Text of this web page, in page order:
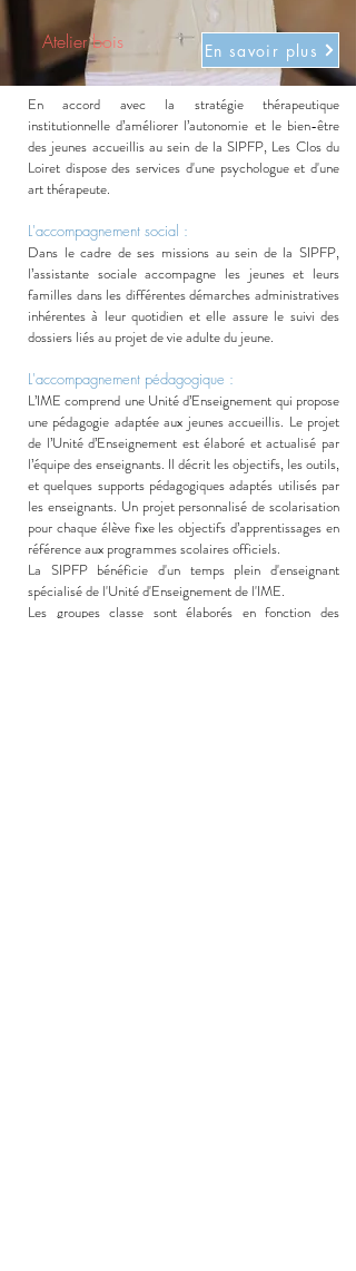
L'accompagnement thérapeutique :
En accord avec la stratégie thérapeutique
institutionnelle d’améliorer l’autonomie et le bien-être
des jeunes accueillis au sein de la SIPFP, Les Clos du
Loiret dispose des services d'une psychologue et d'une
art thérapeute.
L'accompagnement social :
Dans le cadre de ses missions au sein de la SIPFP,
l’assistante sociale accompagne les jeunes et leurs
familles dans les différentes démarches administratives
inhérentes à leur quotidien et elle assure le suivi des
dossiers liés au projet de vie adulte du jeune.
L'accompagnement pédagogique :
L’IME comprend une Unité d’Enseignement qui propose
une pédagogie adaptée aux jeunes accueillis. Le projet
de l’Unité d’Enseignement est élaboré et actualisé par
l’équipe des enseignants. Il décrit les objectifs, les outils,
et quelques supports pédagogiques adaptés utilisés par
les enseignants. Un projet personnalisé de scolarisation
pour chaque élève fixe les objectifs d’apprentissages en
référence aux programmes scolaires officiels.
La SIPFP bénéficie d'un temps plein d'enseignant
spécialisé de l'Unité d'Enseignement de l'IME.
Les groupes classe sont élaborés en fonction des
En savoir plus
Atelier bois